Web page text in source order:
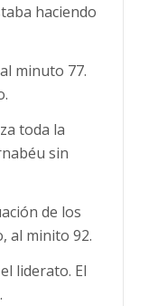
haciendo
minuto 77.
toda la
sin
de los
al minito 92.
liderato. El